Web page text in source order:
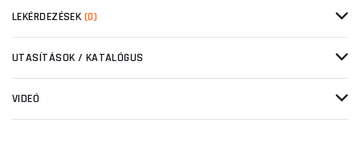
LEKÉRDEZÉSEK (0)
UTASÍTÁSOK / KATALÓGUS
VIDEÓ